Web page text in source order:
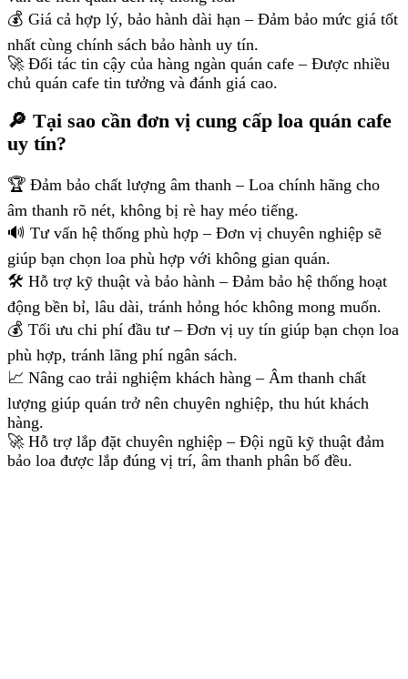
💰 Giá cả hợp lý, bảo hành dài hạn – Đảm bảo mức giá tốt
nhất cùng chính sách bảo hành uy tín.
🚀 Đối tác tin cậy của hàng ngàn quán cafe – Được nhiều
chủ quán cafe tin tưởng và đánh giá cao.
🔎 Tại sao cần đơn vị cung cấp loa quán cafe
uy tín?
🏆 Đảm bảo chất lượng âm thanh – Loa chính hãng cho
âm thanh rõ nét, không bị rè hay méo tiếng.
🔊 Tư vấn hệ thống phù hợp – Đơn vị chuyên nghiệp sẽ
giúp bạn chọn loa phù hợp với không gian quán.
🛠 Hỗ trợ kỹ thuật và bảo hành – Đảm bảo hệ thống hoạt
động bền bỉ, lâu dài, tránh hỏng hóc không mong muốn.
💰 Tối ưu chi phí đầu tư – Đơn vị uy tín giúp bạn chọn loa
phù hợp, tránh lãng phí ngân sách.
📈 Nâng cao trải nghiệm khách hàng – Âm thanh chất
lượng giúp quán trở nên chuyên nghiệp, thu hút khách
hàng.
🚀 Hỗ trợ lắp đặt chuyên nghiệp – Đội ngũ kỹ thuật đảm
bảo loa được lắp đúng vị trí, âm thanh phân bố đều.